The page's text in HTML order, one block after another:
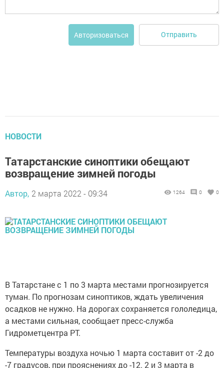
Авторизоваться Отправить
НОВОСТИ
Татарстанские синоптики обещают
возвращение зимней погоды
Автор, 2 марта 2022 - 09:34 1264 0 0
В Татарстане с 1 по 3 марта местами прогнозируется
туман. По прогнозам синоптиков, ждать увеличения
осадков не нужно. На дорогах сохраняется гололедица,
а местами сильная, сообщает пресс-служба
Гидрометцентра РТ.
Температуры воздуха ночью 1 марта составит от -2 до
-7 градусов, при прояснениях до -12. 2 и 3 марта в